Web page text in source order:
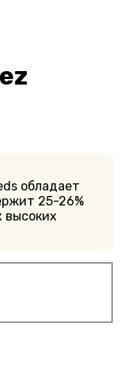
обладает
25-26%
высоких